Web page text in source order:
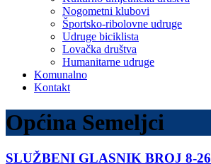
Nogometni klubovi
Športsko-ribolovne udruge
Udruge biciklista
Lovačka društva
Humanitarne udruge
Komunalno
Kontakt
Općina Semeljci
SLUŽBENI GLASNIK BROJ 8-26